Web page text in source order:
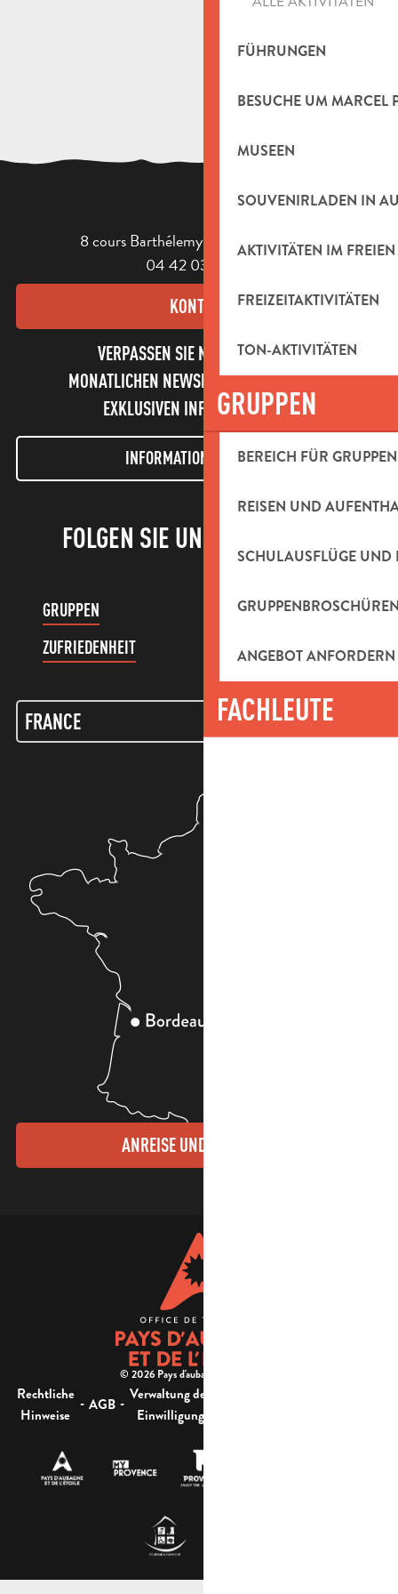
FÜHRUNGEN
BESUCHE UM MARCEL
MUSEEN
SOUVENIRLADEN IN
AKTIVITÄTEN IM FREIEN
FREIZEITAKTIVITÄTEN
TON-AKTIVITÄTEN
GRUPPEN
BEREICH FÜR GRUPPEN
REISEN UND
SCHULAUSFLÜGE UND
ANGEBOT ANFORDERN
FACHLEUTE
8 cours Barthélemy - 13400 Aubagne
04 42 03 49 98
KONTAKT
VERPASSEN SIE NICHT UNSEREN
MONATLICHEN NEWSLETTER UND UNSERE
EXKLUSIVEN INFORMATIONEN!
INFORMATIONEN LETTER
FOLGEN SIE UNS!
GRUPPEN
KUNDENKONTO
ZUFRIEDENHEIT
ANREISE UND KONTAKTE
© 2026 Pays d'aubagne et de l'étoile -
Rechtliche
Hinweise
- AGB - Verwaltung der
Einwilligung